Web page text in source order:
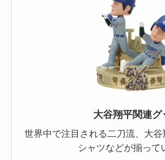
大谷翔平関連グ
世界中で注目される二刀流、大
シャツなどが揃って